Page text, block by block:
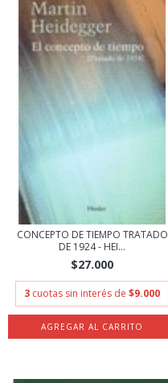
CONCEPTO DE TIEMPO TRATADO
DE 1924 - HEI...
$27.000
3 cuotas sin interés de $9.000